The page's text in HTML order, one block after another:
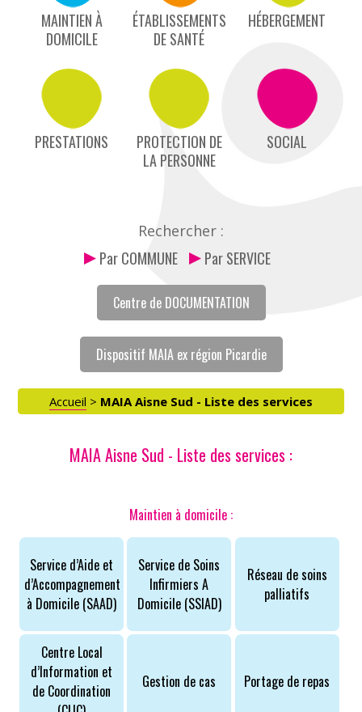
MAINTIEN À
DOMICILE
ÉTABLISSEMENTS
DE SANTÉ
HÉBERGEMENT
PRESTATIONS
PROTECTION DE
LA PERSONNE
SOCIAL
Rechercher :
Par COMMUNE Par SERVICE
Centre de DOCUMENTATION
Dispositif MAIA ex région Picardie
Accueil > MAIA Aisne Sud - Liste des services
MAIA Aisne Sud - Liste des services :
Maintien à domicile :
Service d’Aide et
d’Accompagnement
à Domicile (SAAD)
Service de Soins
Infirmiers A
Domicile (SSIAD)
Réseau de soins
palliatifs
Centre Local
d’Information et
de Coordination
Gestion de cas Portage de repas